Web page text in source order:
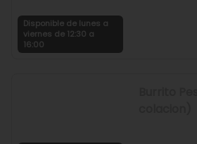
Disponible de lunes a
viernes de 12:30 a
16:00